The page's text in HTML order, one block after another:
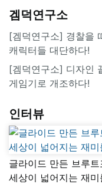
겜덕연구소
[겜덕연구소] 경찰을
캐릭터들 대단하다!
[겜덕연구소] 디자인
게임기로 개조하다!
인터뷰
글라이드 만든 브루
세상이 넓어지는 재미